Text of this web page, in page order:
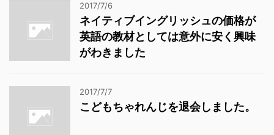
2017/7/6
ネイティブイングリッシュの価格が
英語の教材としては意外に安く興味
がわきました
2017/7/7
こどもちゃれんじを退会しました。